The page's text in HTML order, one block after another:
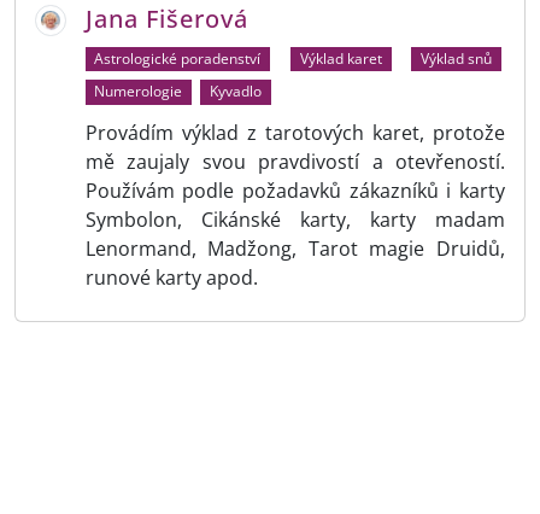
Jana Fišerová
Astrologické poradenství Výklad karet
Výklad snů
Numerologie
Kyvadlo
Provádím výklad z tarotových karet, protože
mě zaujaly svou pravdivostí a otevřeností.
Používám podle požadavků zákazníků i karty
Symbolon, Cikánské karty, karty madam
Lenormand, Madžong, Tarot magie Druidů,
runové karty apod.